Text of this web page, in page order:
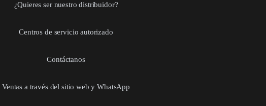
¿Quieres ser nuestro distribuidor?
Centros de servicio autorizado
Contáctanos
Ventas a través del sitio web y WhatsApp